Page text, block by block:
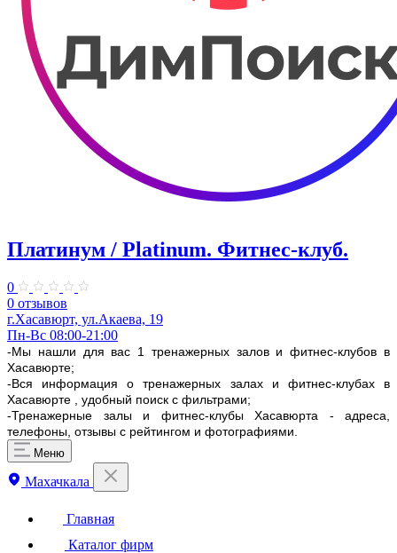
Платинум / Platinum. Фитнес-клуб.
0
0 отзывов
г.Хасавюрт, ул.Акаева, 19
Пн-Вс 08:00-21:00
-Мы нашли для вас 1 тренажерных залов и фитнес-клубов в
Хасавюрте;
-Вся информация о тренажерных залах и фитнес-клубах в
Хасавюрте , удобный поиск с фильтрами;
-Тренажерные залы и фитнес-клубы Хасавюрта - адреса,
телефоны, отзывы с рейтингом и фотографиями.
Меню
Махачкала
Главная
Каталог фирм